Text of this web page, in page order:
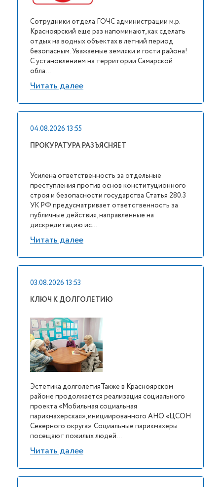
Сотрудники отдела ГОЧС администрации м.р.
Красноярский еще раз напоминают, как сделать
отдых на водных объектах в летний период
безопасным. Уважаемые земляки и гости района!
С установлением на территории Самарской
обла...
Читать далее
04.08.2026 13:55
ПРОКУРАТУРА РАЗЪЯСНЯЕТ
Усилена ответственность за отдельные
преступления против основ конституционного
строя и безопасности государства Статья 280.3
УК РФ предусматривает ответственность за
публичные действия, направленные на
дискредитацию ис...
Читать далее
03.08.2026 13:53
КЛЮЧ К ДОЛГОЛЕТИЮ
Эстетика долголетияТакже в Красноярском
районе продолжается реализация социального
проекта «Мобильная социальная
парикмахерская», инициированного АНО «ЦСОН
Северного округа». Социальные парикмахеры
посещают пожилых людей...
Читать далее